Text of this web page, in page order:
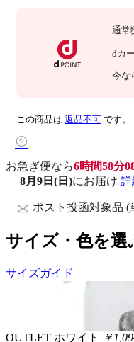
通常
dカ
今な
この商品は 返品不可 です。
お急ぎ便なら6時間58分
8月9日(日)にお届け 詳
ポスト投函対象品 (
サイズ・色を選
サイズガイド
OUTLET ホワイト ￥